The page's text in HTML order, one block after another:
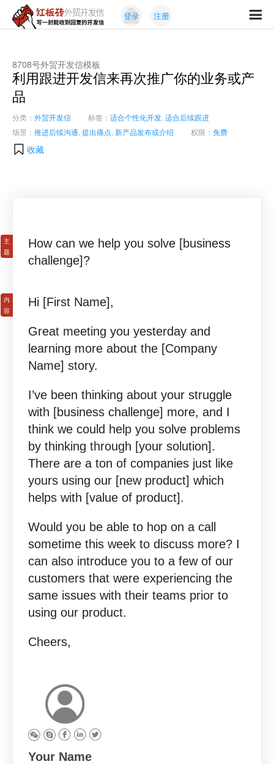
红
砖
外
贸
开
发
信
封
能
收
到
回
复
的
登录 注册
8708号外贸开发信模板
利用跟进开发信来再次推广你的业务或产
品
分类： 外贸开发信 标签： 适合个性化开发 适合后续跟进
场景： 推进后续沟通 提出痛点 新产品发布或介绍 权限： 免费
收藏
How can we help you solve [business
challenge]?
Hi [First Name],
Great meeting you yesterday and
learning more about the [Company
Name] story.
I’ve been thinking about your struggle
with [business challenge] more, and I
think we could help you solve problems
by thinking through [your solution].
There are a ton of companies just like
yours using our [new product] which
helps with [value of product].
Would you be able to hop on a call
sometime this week to discuss more? I
can also introduce you to a few of our
customers that were experiencing the
same issues with their teams prior to
using our product.
Cheers,
Your Name